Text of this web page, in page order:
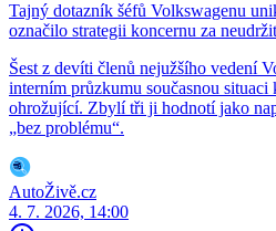
Tajný dotazník šéfů Volkswagenu
označilo strategii koncernu za
Šest z devíti členů nejužšího vedení
interním průzkumu současnou situaci
ohrožující. Zbylí tři ji hodnotí jako
„bez problému“.
AutoŽivě.cz
4. 7. 2026, 14:00